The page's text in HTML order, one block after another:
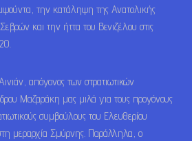
την κατάληψη της Ανατολικής
και την ήττα του Βενιζέλου στις
απόγονος των στρατιωτικών
Μαζαράκη μας μιλά για τους προγόνους
συμβούλους του Ελευθερίου
μεραρχία Σμύρνης. Παράλληλα, ο